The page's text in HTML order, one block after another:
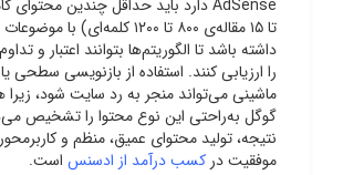
تا ۱۵ مقاله‌ی ۸۰۰ تا ۱۲۰۰ کلمه‌ای)
داشته باشد تا الگوریتم‌ها بتوانند اعتبار و
را ارزیابی کنند. استفاده از بازنویسی سطحی
ماشینی می‌تواند منجر به رد سایت شود،
گوگل به‌راحتی این نوع محتوا را تشخیص
نتیجه، تولید محتوای عمیق، منظم و
موفقیت درکسب درآمد از ادسنس است.